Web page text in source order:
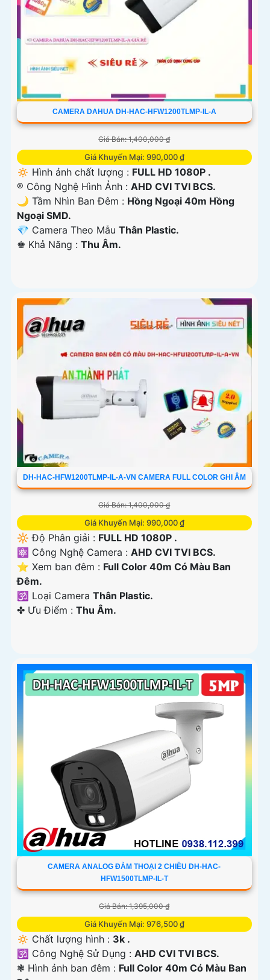
CAMERA DAHUA DH-HAC-HFW1200TLMP-IL-A
Giá Bán: 1,400,000 ₫
Giá Khuyến Mại: 990,000 ₫
🔅 Hình ảnh chất lượng : FULL HD 1080P .
®️ Công Nghệ Hình Ảnh : AHD CVI TVI BCS.
🌙 Tầm Nhìn Ban Đêm : Hồng Ngoại 40m Hồng
Ngoại SMD.
💎 Camera Theo Mẫu Thân Plastic.
️♚ Khả Năng : Thu Âm.
DH-HAC-HFW1200TLMP-IL-A-VN CAMERA FULL COLOR GHI ÂM
Giá Bán: 1,400,000 ₫
Giá Khuyến Mại: 990,000 ₫
🔆 Độ Phân giải : FULL HD 1080P .
⚛️ Công Nghệ Camera : AHD CVI TVI BCS.
⭐ Xem ban đêm : Full Color 40m Có Màu Ban
Ðêm.
🕉️ Loại Camera Thân Plastic.
️✤ Ưu Điểm : Thu Âm.
CAMERA ANALOG ĐÀM THOẠI 2 CHIỀU DH-HAC-
HFW1500TLMP-IL-T
Giá Bán: 1,395,000 ₫
Giá Khuyến Mại: 976,500 ₫
🔅 Chất lượng hình : 3k .
🕉️ Công Nghệ Sử Dụng : AHD CVI TVI BCS.
❃ Hình ảnh ban đêm : Full Color 40m Có Màu Ban